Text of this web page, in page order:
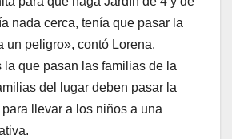
nada cerca, tenía que pasar la
un peligro», contó Lorena.
la que pasan las familias de la
del lugar deben pasar la
llevar a los niños a una